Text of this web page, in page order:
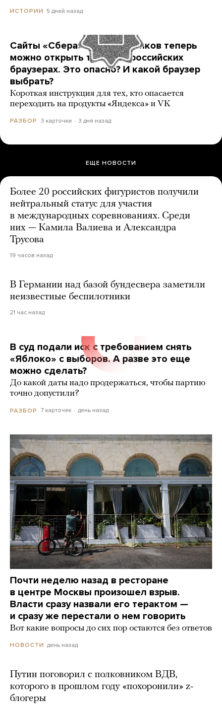
ИСТОРИИ 5 дней назад
Сайты «Сбера» и других банков теперь
можно открыть только в российских
браузерах. Это опасно? И какой браузер
выбрать?
Короткая инструкция для тех, кто опасается
переходить на продукты «Яндекса» и VK
РАЗБОР 3 карточки 3 дня назад
ЕЩЕ НОВОСТИ
Более 20 российских фигуристов получили
нейтральный статус для участия
в международных соревнованиях. Среди
них — Камила Валиева и Александра
Трусова
19 часов назад
В Германии над базой бундесвера заметили
неизвестные беспилотники
21 час назад
В суд подали иск с требованием снять
«Яблоко» с выборов. А разве это еще
можно сделать?
До какой даты надо продержаться, чтобы партию
точно допустили?
РАЗБОР 7 карточек день назад
Почти неделю назад в ресторане
в центре Москвы произошел взрыв.
Власти сразу назвали его терактом —
и сразу же перестали о нем говорить
Вот какие вопросы до сих пор остаются без ответов
НОВОСТИ день назад
Путин поговорил с полковником ВДВ,
которого в прошлом году «похоронили» z-
блогеры